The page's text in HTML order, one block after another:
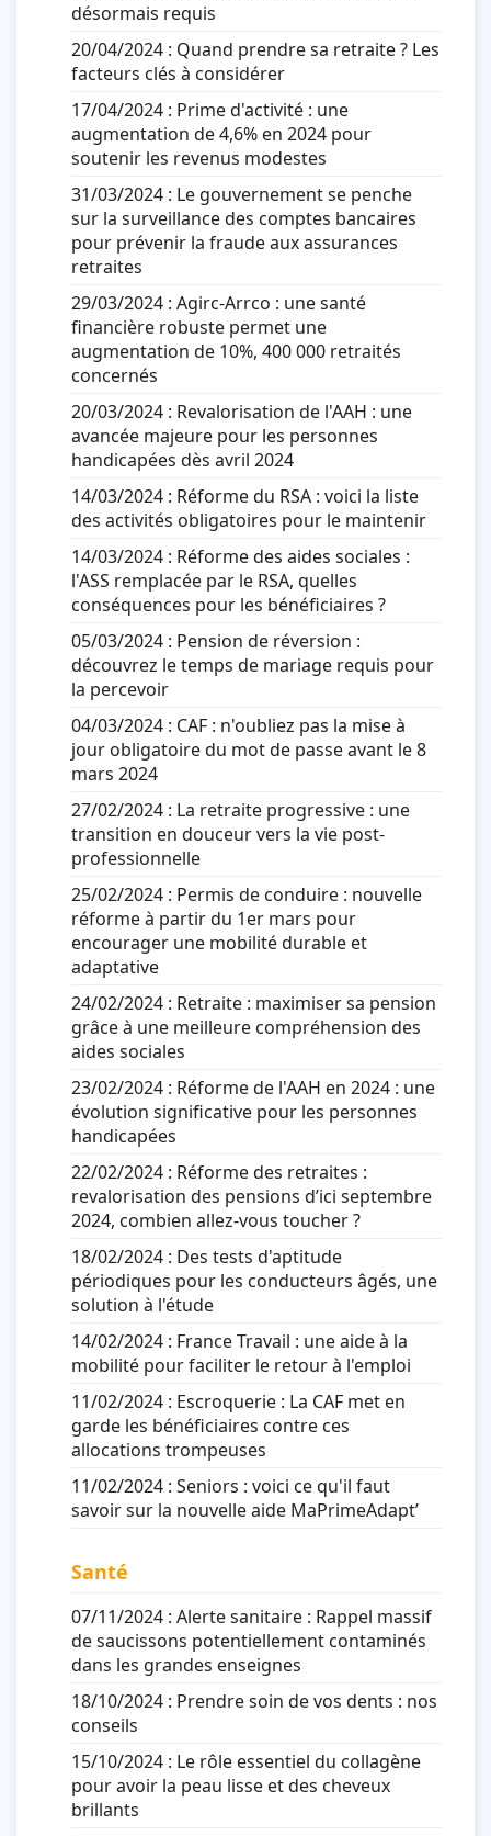
désormais requis
20/04/2024 : Quand prendre sa retraite ? Les
facteurs clés à considérer
17/04/2024 : Prime d'activité : une
augmentation de 4,6% en 2024 pour
soutenir les revenus modestes
31/03/2024 : Le gouvernement se penche
sur la surveillance des comptes bancaires
pour prévenir la fraude aux assurances
retraites
29/03/2024 : Agirc-Arrco : une santé
financière robuste permet une
augmentation de 10%, 400 000 retraités
concernés
20/03/2024 : Revalorisation de l'AAH : une
avancée majeure pour les personnes
handicapées dès avril 2024
14/03/2024 : Réforme du RSA : voici la liste
des activités obligatoires pour le maintenir
14/03/2024 : Réforme des aides sociales :
l'ASS remplacée par le RSA, quelles
conséquences pour les bénéficiaires ?
05/03/2024 : Pension de réversion :
découvrez le temps de mariage requis pour
la percevoir
04/03/2024 : CAF : n'oubliez pas la mise à
jour obligatoire du mot de passe avant le 8
mars 2024
27/02/2024 : La retraite progressive : une
transition en douceur vers la vie post-
professionnelle
25/02/2024 : Permis de conduire : nouvelle
réforme à partir du 1er mars pour
encourager une mobilité durable et
adaptative
24/02/2024 : Retraite : maximiser sa pension
grâce à une meilleure compréhension des
aides sociales
23/02/2024 : Réforme de l'AAH en 2024 : une
évolution significative pour les personnes
handicapées
22/02/2024 : Réforme des retraites :
revalorisation des pensions d’ici septembre
2024, combien allez-vous toucher ?
18/02/2024 : Des tests d'aptitude
périodiques pour les conducteurs âgés, une
solution à l'étude
14/02/2024 : France Travail : une aide à la
mobilité pour faciliter le retour à l'emploi
11/02/2024 : Escroquerie : La CAF met en
garde les bénéficiaires contre ces
allocations trompeuses
11/02/2024 : Seniors : voici ce qu'il faut
savoir sur la nouvelle aide MaPrimeAdapt’
Santé
07/11/2024 : Alerte sanitaire : Rappel massif
de saucissons potentiellement contaminés
dans les grandes enseignes
18/10/2024 : Prendre soin de vos dents : nos
conseils
15/10/2024 : Le rôle essentiel du collagène
pour avoir la peau lisse et des cheveux
brillants